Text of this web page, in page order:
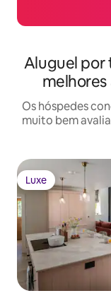
Aluguel por
melhores
Os hóspedes
muito bem
Luxe
Luxe